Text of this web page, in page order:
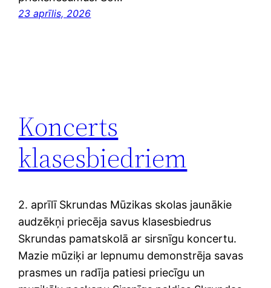
23 aprīlis, 2026
Koncerts
klasesbiedriem
2. aprīlī Skrundas Mūzikas skolas jaunākie
audzēkņi priecēja savus klasesbiedrus
Skrundas pamatskolā ar sirsnīgu koncertu.
Mazie mūziķi ar lepnumu demonstrēja savas
prasmes un radīja patiesi priecīgu un